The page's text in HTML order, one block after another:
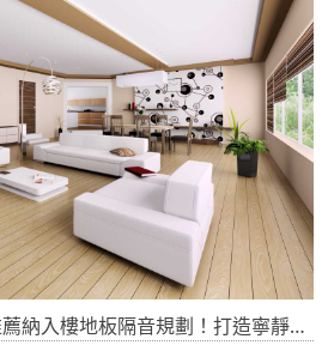
地板隔音規劃！打造寧靜舒適的現代居住空間